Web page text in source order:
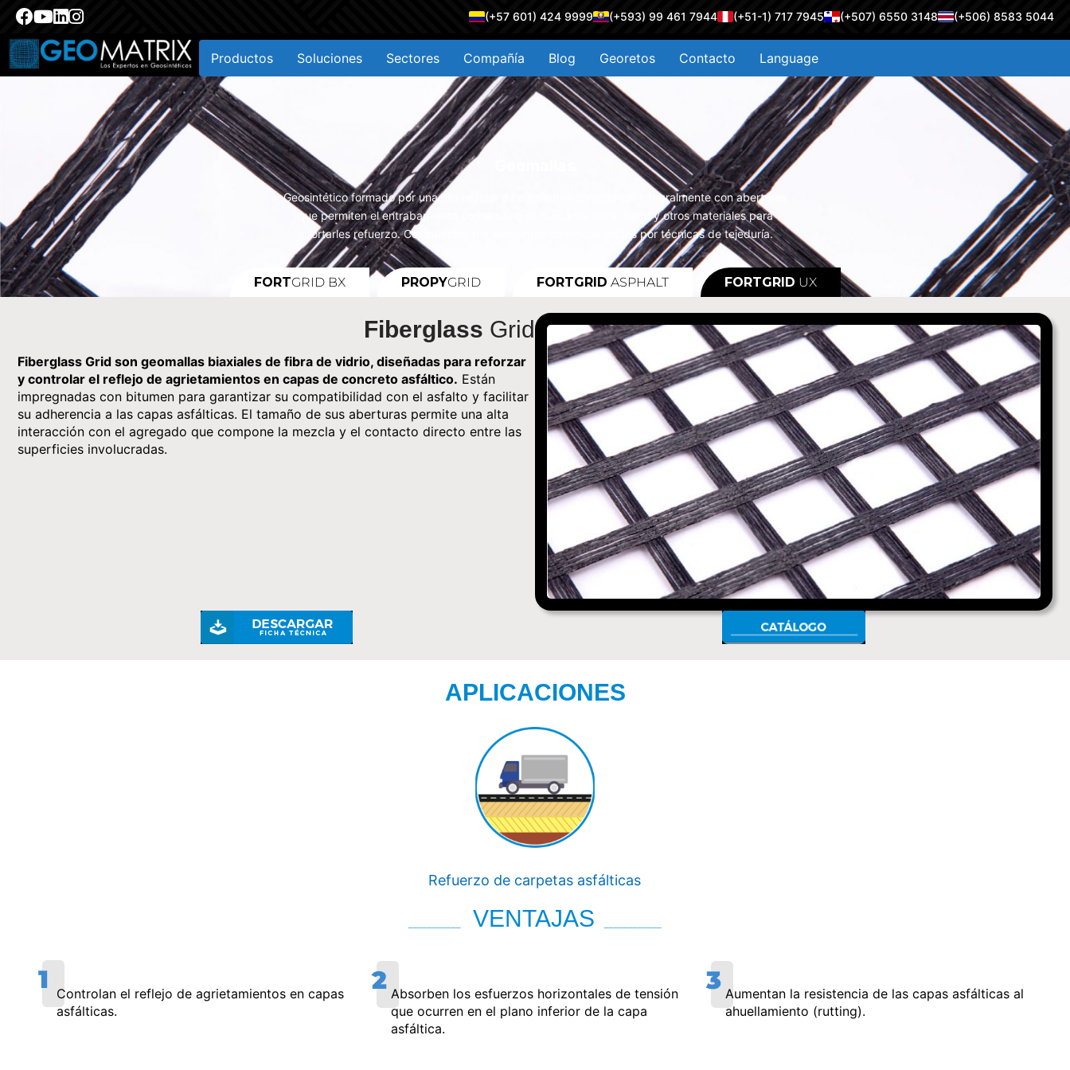
(+57 601) 424 9999 (+593) 99 461 7944 (+51-1) 717 7945 (+507) 6550 3148 (+506) 8583 5044
Productos Soluciones Sectores Compañía Blog Georetos Contacto Language
Geosintético formado por una red regular de elementos conectados integralmente con aberturas
que permiten el entrabamiento con el suelo circundante, roca, tierra y otros materiales para
aportarles refuerzo. Compuestos por elementos continuos unidos por técnicas de tejeduría.
FORTGRID BX PROPYGRID FORTGRID ASPHALT FORTGRID UX
Fiberglass Grid
Fiberglass Grid son geomallas biaxiales de fibra de vidrio, diseñadas para reforzar
y controlar el reflejo de agrietamientos en capas de concreto asfáltico. Están
impregnadas con bitumen para garantizar su compatibilidad con el asfalto y facilitar
su adherencia a las capas asfálticas. El tamaño de sus aberturas permite una alta
interacción con el agregado que compone la mezcla y el contacto directo entre las
superficies involucradas.
APLICACIONES
Refuerzo de carpetas asfálticas
VENTAJAS
Controlan el reflejo de agrietamientos en capas
asfálticas.
Absorben los esfuerzos horizontales de tensión
que ocurren en el plano inferior de la capa
asfáltica.
Aumentan la resistencia de las capas asfálticas al
ahuellamiento (rutting).